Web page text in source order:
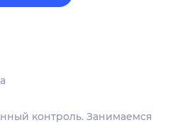
контроль. Занимаемся